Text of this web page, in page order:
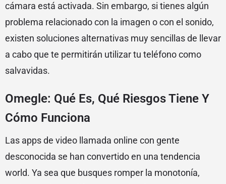
cámara está activada. Sin embargo, si tienes algún
problema relacionado con la imagen o con el sonido,
existen soluciones alternativas muy sencillas de llevar
a cabo que te permitirán utilizar tu teléfono como
salvavidas.
Omegle: Qué Es, Qué Riesgos Tiene Y
Cómo Funciona
Las apps de video llamada online con gente
desconocida se han convertido en una tendencia
world. Ya sea que busques romper la monotonía,